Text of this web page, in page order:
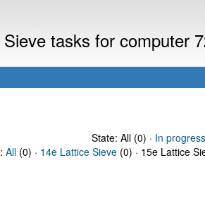
tasks for computer
State: All (0) · In progress
All (0) · 14e Lattice Sieve (0) · 15e Lattice